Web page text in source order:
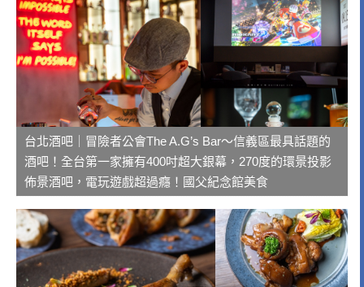
台北酒吧｜冒險者公會The A.G’s Bar～信義區最具話題的
酒吧！全台第一家擁有400吋超大銀幕，270度的環景投影
佈景酒吧，電玩遊戲超過癮！國父紀念館美食